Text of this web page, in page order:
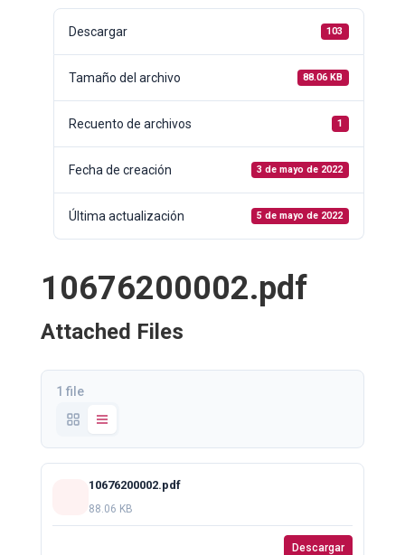
Descargar 103
Tamaño del archivo 88.06 KB
Recuento de archivos 1
Fecha de creación 3 de mayo de 2022
Última actualización 5 de mayo de 2022
10676200002.pdf
Attached Files
1 file
10676200002.pdf
88.06 KB
Descargar